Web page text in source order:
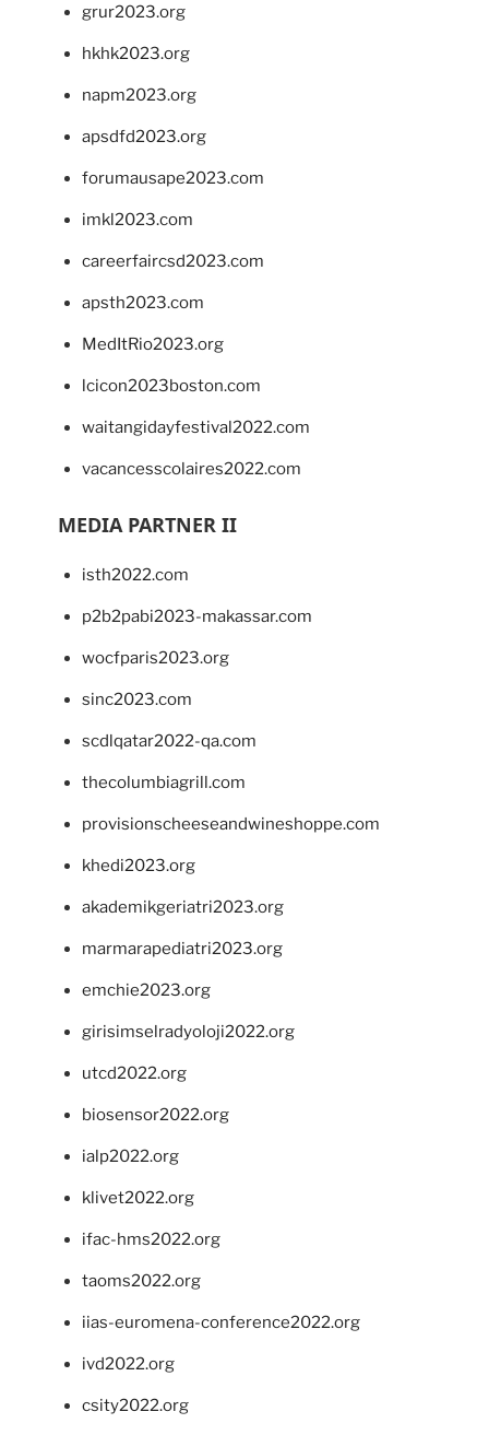
grur2023.org
hkhk2023.org
napm2023.org
apsdfd2023.org
forumausape2023.com
imkl2023.com
careerfaircsd2023.com
apsth2023.com
MedItRio2023.org
lcicon2023boston.com
waitangidayfestival2022.com
vacancesscolaires2022.com
MEDIA PARTNER II
isth2022.com
p2b2pabi2023-makassar.com
wocfparis2023.org
sinc2023.com
scdlqatar2022-qa.com
thecolumbiagrill.com
provisionscheeseandwineshoppe.com
khedi2023.org
akademikgeriatri2023.org
marmarapediatri2023.org
emchie2023.org
girisimselradyoloji2022.org
utcd2022.org
biosensor2022.org
ialp2022.org
klivet2022.org
ifac-hms2022.org
taoms2022.org
iias-euromena-conference2022.org
ivd2022.org
csity2022.org